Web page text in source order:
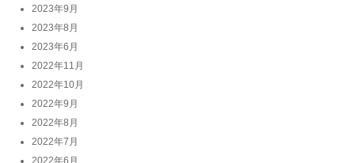
2023年9月
2023年8月
2023年6月
2022年11月
2022年10月
2022年9月
2022年8月
2022年7月